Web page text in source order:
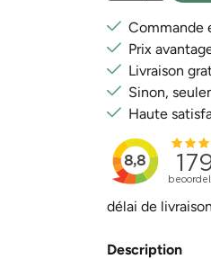
Commande
Prix
Livraison
Sinon,
Haute
délai de livraison
Description